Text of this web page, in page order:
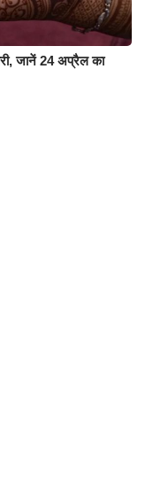
जानें 24 अप्रैल का